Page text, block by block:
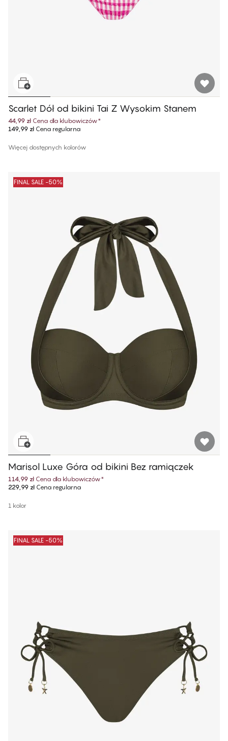
Scarlet Dół od bikini Tai Z Wysokim Stanem
44,99 zł Cena dla klubowiczów*
149,99 złCena regularna
Więcej dostępnych kolorów
FINAL SALE -50%
Marisol Luxe Góra od bikini Bez ramiączek
114,99 zł Cena dla klubowiczów*
229,99 złCena regularna
1 kolor
FINAL SALE -50%